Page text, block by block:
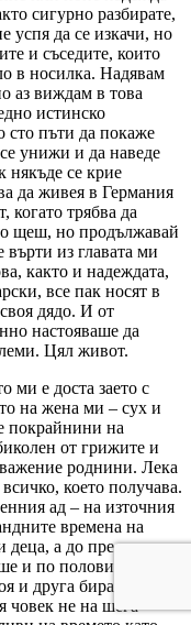
сигурно разбирате,
успя да се изкачи, но
и съседите, които
в носилка. Надявам
аз виждам в това
истинско
сто пъти да покаже
унижи и да наведе
някъде се крие
да живея в Германия
когато трябва да
щеш, но продължавай
из главата ми
както и надеждата,
все пак носят в
дядо. И от
настояваше да
Цял живот.
ми е доста заето с
на жена ми – сух и
покрайнини на
от грижите и
роднини. Лека
което получава.
ад – на източния
времена на
деца, а до преди
и по половинка
и друга бира. Казвам
човек не на шега –